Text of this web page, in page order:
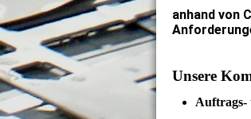
anhand von
Unsere
Auftrags-